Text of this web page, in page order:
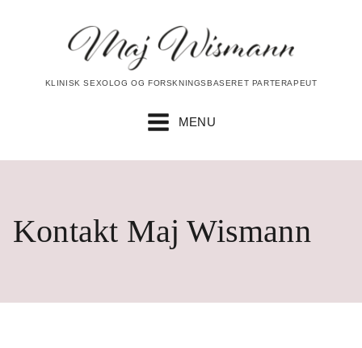
KLINISK SEXOLOG OG FORSKNINGSBASERET PARTERAPEUT
MENU
Kontakt Maj Wismann